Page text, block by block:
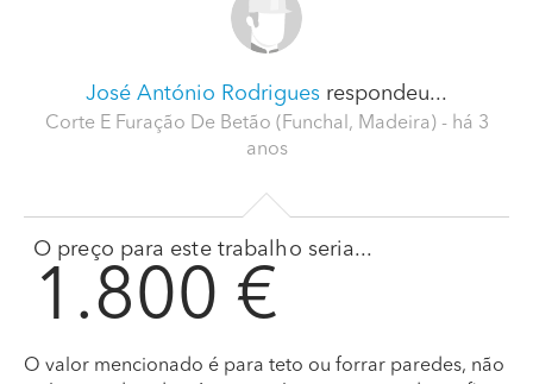
José António Rodrigues respondeu...
Corte E Furação De Betão (Funchal, Madeira) - há 3
anos
O preço para este trabalho seria...
1.800 €
O valor mencionado é para teto ou forrar paredes, não